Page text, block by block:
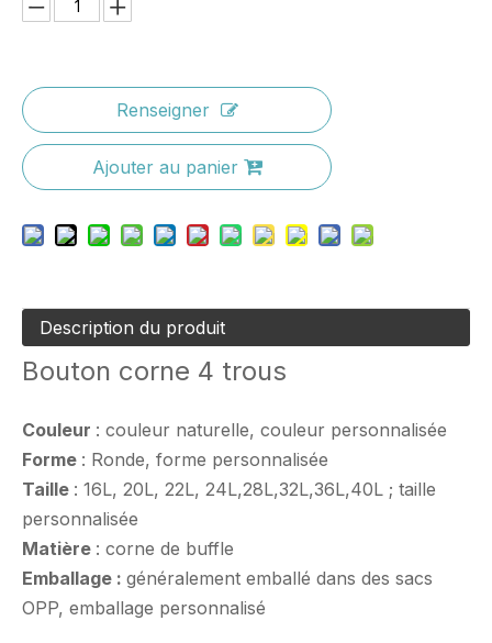
Renseigner
Ajouter au panier
Description du produit
Bouton corne 4 trous
Couleur : couleur naturelle, couleur personnalisée
Forme : Ronde, forme personnalisée
Taille : 16L, 20L, 22L, 24L,28L,32L,36L,40L ; taille
personnalisée
Matière : corne de buffle
Emballage : généralement emballé dans des sacs
OPP, emballage personnalisé